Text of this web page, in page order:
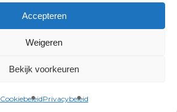
Accepteren
Weigeren
Bekijk voorkeuren
CookiebeleidPrivacybeleid